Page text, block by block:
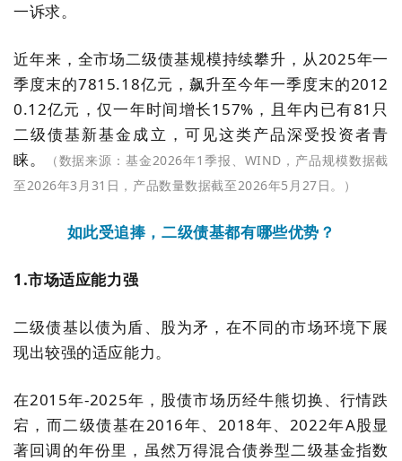
一诉求。
近年来，全市场二级债基规模持续攀升，从2025年一
季度末的7815.18亿元，飙升至今年一季度末的2012
0.12亿元，仅一年时间增长157%，且年内已有81只
二级债基新基金成立，可见这类产品深受投资者青
睐。
（数据来源：基金2026年1季报、WIND，产品规模数据截
至2026年3月31日，产品数量数据截至2026年5月27日。）
如此受追捧，二级债基都有哪些优势？
1.市场适应能力强
二级债基以债为盾、股为矛，在不同的市场环境下展
现出较强的适应能力。
在2015年-2025年，股债市场历经牛熊切换、行情跌
宕，而二级债基在2016年、2018年、2022年A股显
著回调的年份里，虽然万得混合债券型二级基金指数